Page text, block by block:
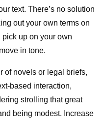
text. There’s no solution
out your own terms on
up on your own
in tone.
of novels or legal briefs,
based interaction,
strolling that great
being modest. Increase